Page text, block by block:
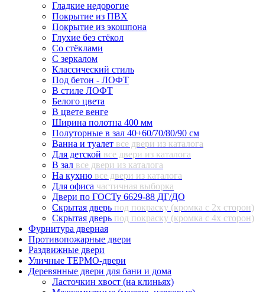
Гладкие недорогие
Покрытие из ПВХ
Покрытие из экошпона
Глухие без стёкол
Со стёклами
С зеркалом
Классический стиль
Под бетон - ЛОФТ
В стиле ЛОФТ
Белого цвета
В цвете венге
Ширина полотна 400 мм
Полуторные в зал 40+60/70/80/90 см
Ванна и туалет все двери из каталога
Для детской все двери из каталога
В зал все двери из каталога
На кухню все двери из каталога
Для офиса частичная выборка
Двери по ГОСТу 6629-88 ДГ/ДО
Скрытая дверь под покраску (кромка с 2х сторон)
Скрытая дверь под покраску (кромка с 4х сторон)
Фурнитура дверная
Противопожарные двери
Раздвижные двери
Уличные ТЕРМО-двери
Деревянные двери для бани и дома
Ласточкин хвост (на клиньях)